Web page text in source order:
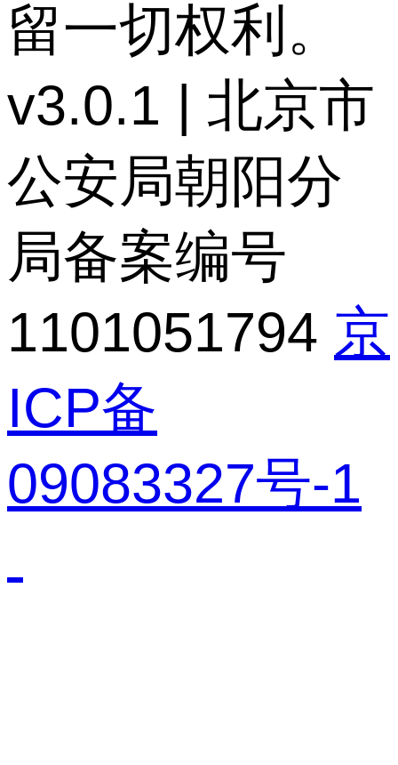
留一切权利。
v3.0.1 | 北京市
公安局朝阳分
局备案编号
1101051794 京
ICP备
09083327号-1